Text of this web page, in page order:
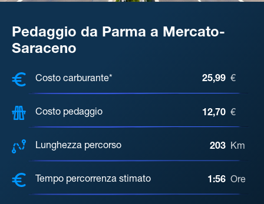
Pedaggio da Parma a Mercato-
Saraceno
COSTI, DISTANZA, TEMPO DI
Costo carburante* 25,99 €
Costo pedaggio 12,70 €
Lunghezza percorso 203 Km
Tempo percorrenza stimato 1:56 Ore